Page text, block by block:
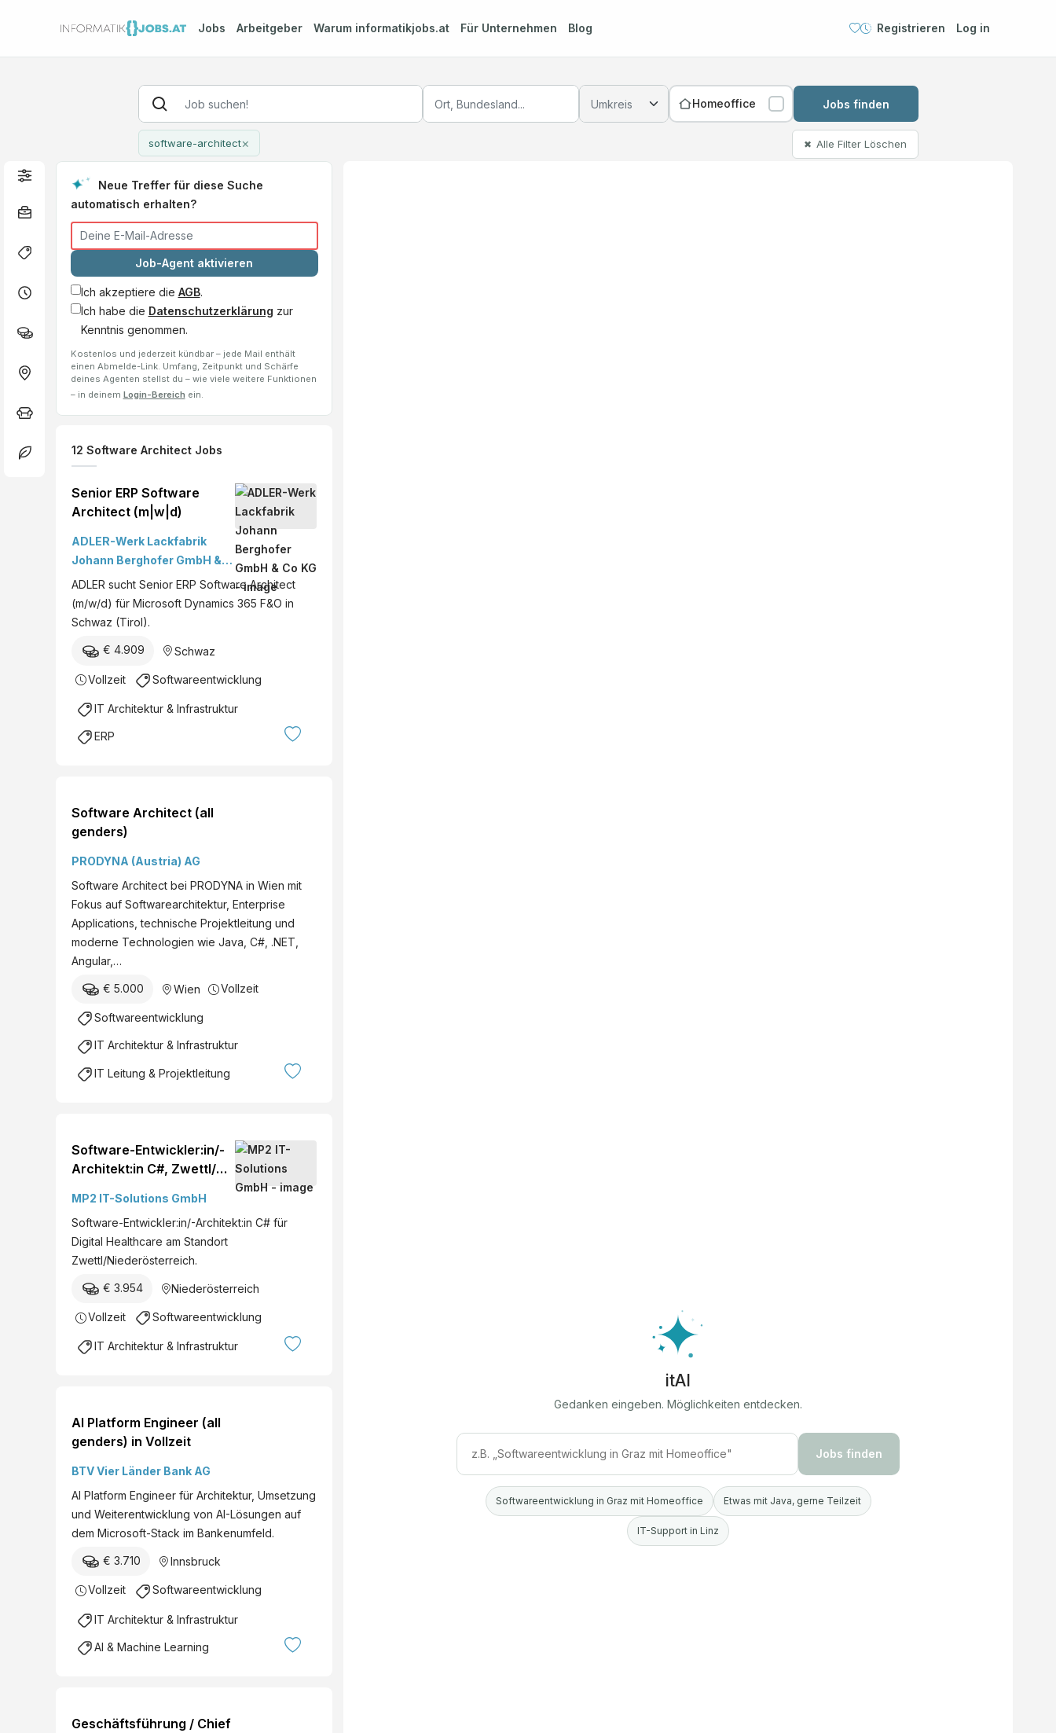
Jobs Arbeitgeber Warum informatikjobs.at Für Unternehmen Blog Registrieren Log in
Homeoffice Jobs finden
software-architect× ✖ Alle Filter Löschen
Neue Treffer für diese Suche
automatisch erhalten?
Job-Agent aktivieren
Ich akzeptiere die AGB.
Ich habe die Datenschutzerklärung zur
Kenntnis genommen.
Kostenlos und jederzeit kündbar – jede Mail enthält
einen Abmelde-Link. Umfang, Zeitpunkt und Schärfe
deines Agenten stellst du – wie viele weitere Funktionen
– in deinem Login-Bereich ein.
12 Software Architect Jobs
Senior ERP Software
Architect (m|w|d)
ADLER-Werk Lackfabrik
Johann Berghofer GmbH &
Co KG
ADLER sucht Senior ERP Software Architect
(m/w/d) für Microsoft Dynamics 365 F&O in
Schwaz (Tirol).
€ 4.909 Schwaz
Vollzeit Softwareentwicklung
IT Architektur & Infrastruktur
ERP
Software Architect (all
genders)
PRODYNA (Austria) AG
Software Architect bei PRODYNA in Wien mit
Fokus auf Softwarearchitektur, Enterprise
Applications, technische Projektleitung und
moderne Technologien wie Java, C#, .NET,
Angular,…
€ 5.000 Wien Vollzeit
Softwareentwicklung
IT Architektur & Infrastruktur
IT Leitung & Projektleitung
Software-Entwickler:in/-
Architekt:in C#, Zwettl/
MP2 IT-Solutions GmbH
Software-Entwickler:in/-Architekt:in C# für
Digital Healthcare am Standort
Zwettl/Niederösterreich.
€ 3.954 Niederösterreich
Vollzeit Softwareentwicklung
IT Architektur & Infrastruktur
AI Platform Engineer (all
genders) in Vollzeit
BTV Vier Länder Bank AG
AI Platform Engineer für Architektur, Umsetzung
und Weiterentwicklung von AI-Lösungen auf
dem Microsoft-Stack im Bankenumfeld.
€ 3.710 Innsbruck
Vollzeit Softwareentwicklung
IT Architektur & Infrastruktur
AI & Machine Learning
Geschäftsführung / Chief
itAI
Gedanken eingeben. Möglichkeiten entdecken.
Jobs finden
Softwareentwicklung in Graz mit Homeoffice Etwas mit Java, gerne Teilzeit
IT-Support in Linz